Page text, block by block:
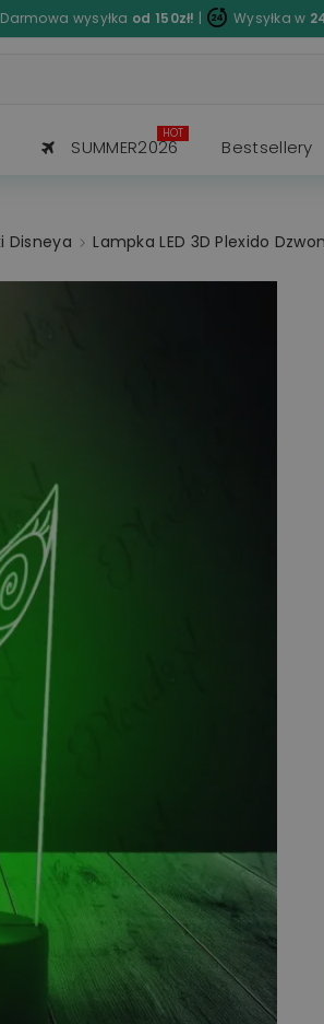
Darmowa wysyłka od 150zł! | Wysyłka w
SUMMER2026
HOT
Bestsellery
Disneya Lampka LED 3D Plexido